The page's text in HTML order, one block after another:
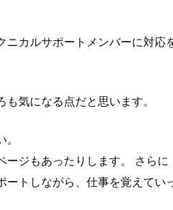
カルサポートメンバーに対
も気になる点だと思います。
ジもあったりします。 さら
トしながら、仕事を覚えてい